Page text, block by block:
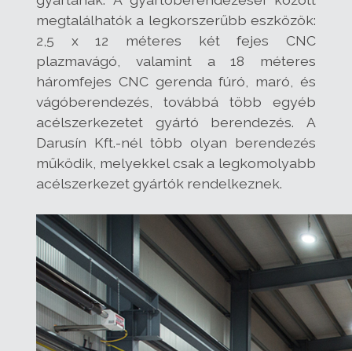
megtalálhatók a legkorszerűbb eszközök:
2,5 x 12 méteres két fejes CNC
plazmavágó, valamint a 18 méteres
háromfejes CNC gerenda fúró, maró, és
vágóberendezés, továbbá több egyéb
acélszerkezetet gyártó berendezés. A
Darusín Kft.-nél több olyan berendezés
működik, melyekkel csak a legkomolyabb
acélszerkezet gyártók rendelkeznek.